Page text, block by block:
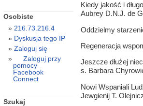
Kiedy jakość i
Aubrey D.N.J. de
Oddzielmy
Regeneracja
Jeszcze dłużej
s. Barbara
Nowi Wspaniali
Jewgienij T.
Osobiste
216.73.216.4
Dyskusja tego IP
Zaloguj się
Zaloguj przy
pomocy
Facebook
Connect
Szukaj